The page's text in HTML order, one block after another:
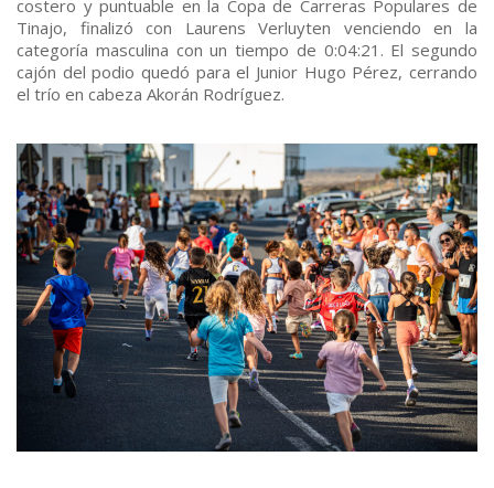
costero y puntuable en la Copa de Carreras Populares de
Tinajo, finalizó con Laurens Verluyten venciendo en la
categoría masculina con un tiempo de 0:04:21. El segundo
cajón del podio quedó para el Junior Hugo Pérez, cerrando
el trío en cabeza Akorán Rodríguez.